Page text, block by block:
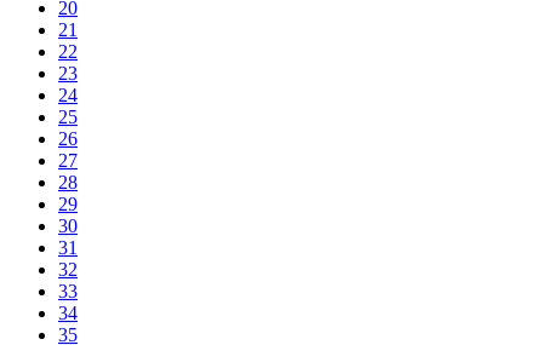
20
21
22
23
24
25
26
27
28
29
30
31
32
33
34
35